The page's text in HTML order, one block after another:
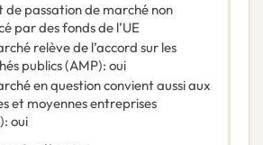
de passation de marché non
par des fonds de l’UE
relève de l’accord sur les
publics (AMP): oui
en question convient aussi aux
et moyennes entreprises
: oui